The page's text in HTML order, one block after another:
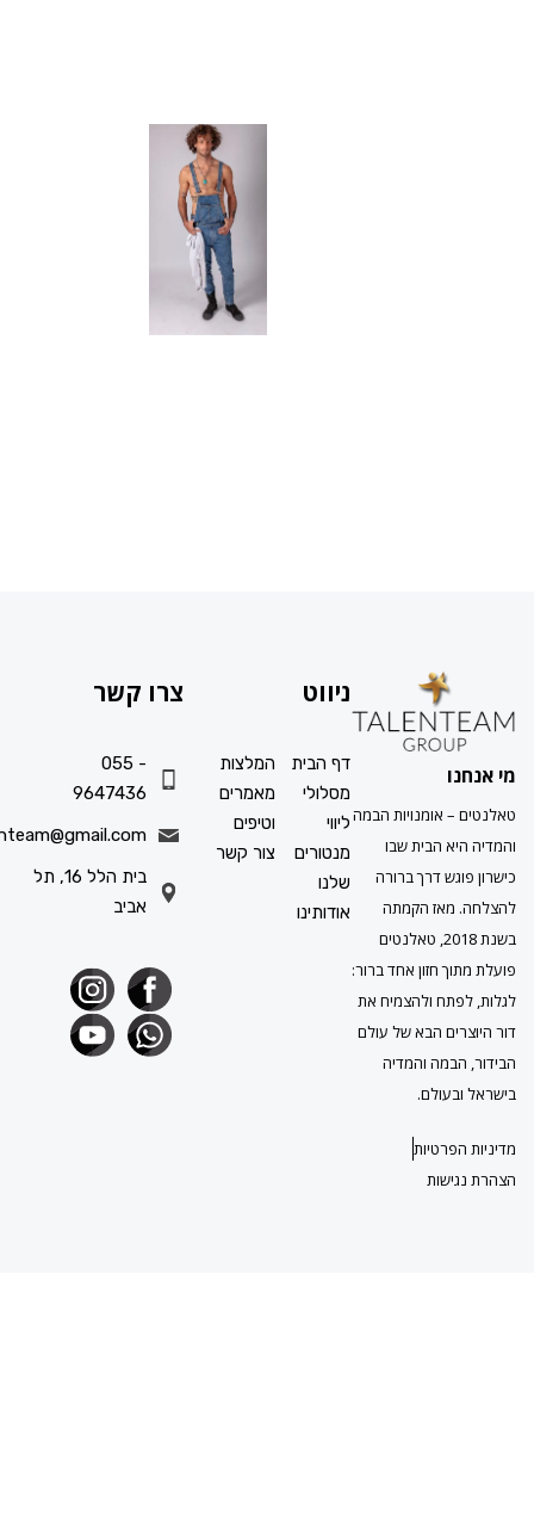
אומנויות הבמה
הבית שבו
דרך ברורה
הקמתה
בשנת 2018, טאלנטים
חזון אחד ברור:
ולהצמיח את
הבא של עולם
והמדיה
ניווט
ליווי
מנטורים
שלנו
אודותינו
המלצות
מאמרים
וטיפים
צור קשר
צרו קשר
055 -
9647436
info.talenteam@gmail.com
בית הלל 16, תל